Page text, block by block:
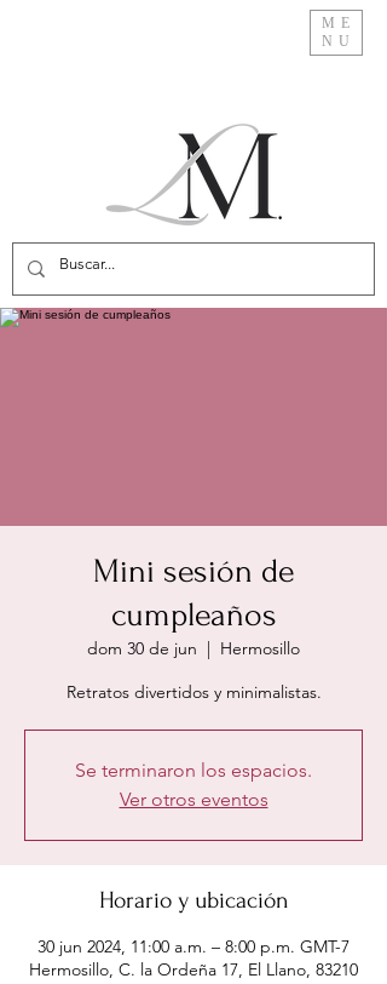
ME
NU
Mini sesión de
cumpleaños
dom 30 de jun
  |
Hermosillo
Retratos divertidos y minimalistas.
Se terminaron los espacios.
Ver otros eventos
Horario y ubicación
30 jun 2024, 11:00 a.m. – 8:00 p.m. GMT-7
Hermosillo, C. la Ordeña 17, El Llano, 83210